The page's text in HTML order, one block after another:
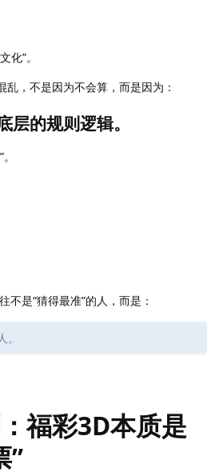
化”。
，不是因为不会算，而是因为：
层的规则逻辑。
不是“猜得最准”的人，而是：
福彩3D本质是
”